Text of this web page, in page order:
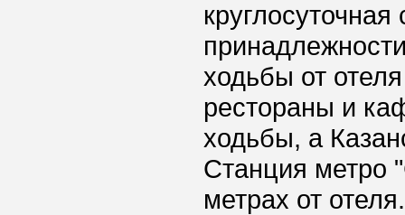
ходьбы от
рестораны и
ходьбы, а
Станция метро
метрах от